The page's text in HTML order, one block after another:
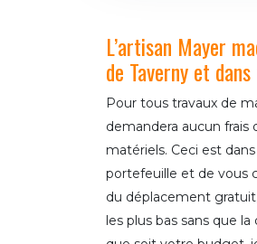
L’artisan Mayer
de Taverny et
Pour tous travaux de
demandera aucun
matériels. Ceci est
portefeuille et de vous
du déplacement
les plus bas sans que